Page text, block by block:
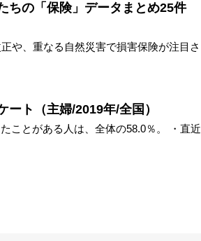
ちの「保険」データまとめ25件
や、重なる自然災害で損害保険が注目さ
ト（主婦/2019年/全国）
ことがある人は、全体の58.0％。 ・直近